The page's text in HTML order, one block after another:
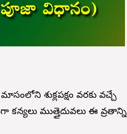
శుక్లపక్షం వరకు వచ్చే
ముత్తైదువలు ఈ వ్రతాన్ని